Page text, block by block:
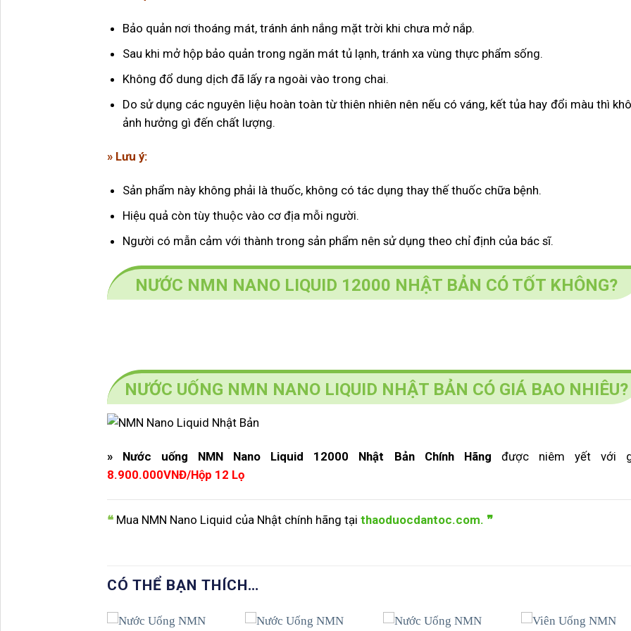
Bảo quản nơi thoáng mát, tránh ánh nắng mặt trời khi chưa mở nắp.
Sau khi mở hộp bảo quản trong ngăn mát tủ lạnh, tránh xa vùng thực phẩm sống.
Không đổ dung dịch đã lấy ra ngoài vào trong chai.
Do sử dụng các nguyên liệu hoàn toàn từ thiên nhiên nên nếu có váng, kết tủa hay đổi màu thì
ảnh hưởng gì đến chất lượng.
» Lưu ý:
Sản phẩm này không phải là thuốc, không có tác dụng thay thế thuốc chữa bệnh.
Hiệu quả còn tùy thuộc vào cơ địa mỗi người.
Người có mẫn cảm với thành trong sản phẩm nên sử dụng theo chỉ định của bác sĩ.
NƯỚC NMN NANO LIQUID 12000 NHẬT BẢN CÓ TỐT KHÔNG?
NƯỚC UỐNG NMN NANO LIQUID NHẬT BẢN CÓ GIÁ BAO NHIÊU?
» Nước uống NMN Nano Liquid 12000 Nhật Bản Chính Hãng được niêm yết với
8.900.000VNĐ/Hộp 12 Lọ
❝ Mua NMN Nano Liquid của Nhật chính hãng tại thaoduocdantoc.com. ❞
CÓ THỂ BẠN THÍCH…